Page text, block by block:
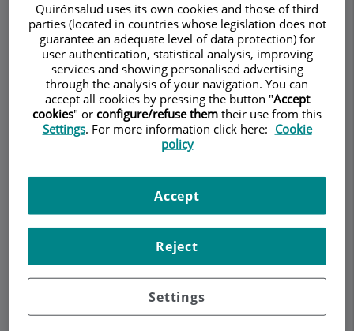
Descripción ServiciosEquipoContactoDatos de interés
Pedir cita
Lifting
El proceso de
envejecimiento facial
una serie de cambios
Quirónsalud uses its own cookies and those of third
parties (located in countries whose legislation does not
guarantee an adequate level of data protection) for
user authentication, statistical analysis, improving
services and showing personalised advertising
through the analysis of your navigation. You can
accept all cookies by pressing the button "Accept
cookies" or configure/refuse them their use from this
Settings. For more information click here: Cookie
policy
Settings
Reject
Accept